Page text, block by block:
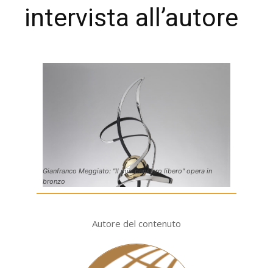
intervista all’autore
Gianfranco Meggiato: "Il mio pensiero libero" opera in
bronzo
Autore del contenuto